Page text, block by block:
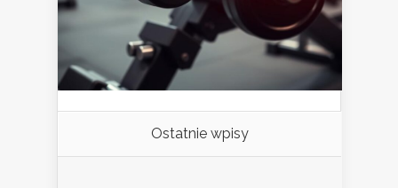
Ostatnie wpisy